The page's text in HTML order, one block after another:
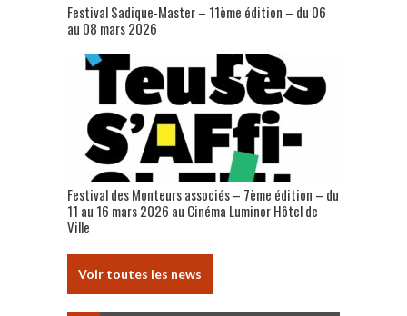
Festival Sadique-Master – 11ème édition – du 06
au 08 mars 2026
Festival des Monteurs associés – 7ème édition – du
11 au 16 mars 2026 au Cinéma Luminor Hôtel de
Ville
Voir toutes les news